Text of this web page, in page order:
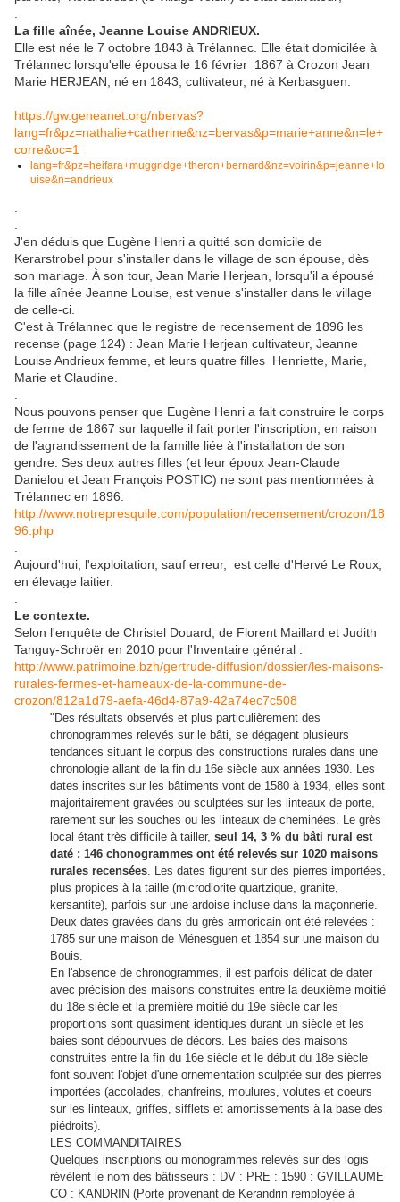
La fille aînée, Jeanne Louise ANDRIEUX.
Elle est née le 7 octobre 1843 à Trélannec. Elle était domicilée à
Trélannec lorsqu'elle épousa le 16 février 1867 à Crozon Jean
Marie HERJEAN, né en 1843, cultivateur, né à Kerbasguen.
https://gw.geneanet.org/nbervas?
lang=fr&pz=nathalie+catherine&nz=bervas&p=marie+anne&n=le+
corre&oc=1
lang=fr&pz=heifara+muggridge+theron+bernard&nz=voirin&p=jeanne+lo
uise&n=andrieux
J'en déduis que Eugène Henri a quitté son domicile de
Kerarstrobel pour s'installer dans le village de son épouse, dès
son mariage. À son tour, Jean Marie Herjean, lorsqu'il a épousé
la fille aînée Jeanne Louise, est venue s'installer dans le village
de celle-ci.
C'est à Trélannec que le registre de recensement de 1896 les
recense (page 124) : Jean Marie Herjean cultivateur, Jeanne
Louise Andrieux femme, et leurs quatre filles Henriette, Marie,
Marie et Claudine.
Nous pouvons penser que Eugène Henri a fait construire le corps
de ferme de 1867 sur laquelle il fait porter l'inscription, en raison
de l'agrandissement de la famille liée à l'installation de son
gendre. Ses deux autres filles (et leur époux Jean-Claude
Danielou et Jean François POSTIC) ne sont pas mentionnées à
Trélannec en 1896.
http://www.notrepresquile.com/population/recensement/crozon/18
96.php
Aujourd'hui, l'exploitation, sauf erreur, est celle d'Hervé Le Roux,
en élevage laitier.
Le contexte.
Selon l'enquête de Christel Douard, de Florent Maillard et Judith
Tanguy-Schroër en 2010 pour l'Inventaire général :
http://www.patrimoine.bzh/gertrude-diffusion/dossier/les-maisons-
rurales-fermes-et-hameaux-de-la-commune-de-
crozon/812a1d79-aefa-46d4-87a9-42a74ec7c508
"Des résultats observés et plus particulièrement des
chronogrammes relevés sur le bâti, se dégagent plusieurs
tendances situant le corpus des constructions rurales dans une
chronologie allant de la fin du 16e siècle aux années 1930. Les
dates inscrites sur les bâtiments vont de 1580 à 1934, elles sont
majoritairement gravées ou sculptées sur les linteaux de porte,
rarement sur les souches ou les linteaux de cheminées. Le grès
local étant très difficile à tailler, seul 14, 3 % du bâti rural est
daté : 146 chonogrammes ont été relevés sur 1020 maisons
rurales recensées. Les dates figurent sur des pierres importées,
plus propices à la taille (microdiorite quartzique, granite,
kersantite), parfois sur une ardoise incluse dans la maçonnerie.
Deux dates gravées dans du grès armoricain ont été relevées :
1785 sur une maison de Ménesguen et 1854 sur une maison du
Bouis.
En l'absence de chronogrammes, il est parfois délicat de dater
avec précision des maisons construites entre la deuxième moitié
du 18e siècle et la première moitié du 19e siècle car les
proportions sont quasiment identiques durant un siècle et les
baies sont dépourvues de décors. Les baies des maisons
construites entre la fin du 16e siècle et le début du 18e siècle
font souvent l'objet d'une ornementation sculptée sur des pierres
importées (accolades, chanfreins, moulures, volutes et coeurs
sur les linteaux, griffes, sifflets et amortissements à la base des
piédroits).
LES COMMANDITAIRES
Quelques inscriptions ou monogrammes relevés sur des logis
révèlent le nom des bâtisseurs : DV : PRE : 1590 : GVILLAUME
CO : KANDRIN (Porte provenant de Kerandrin remployée à